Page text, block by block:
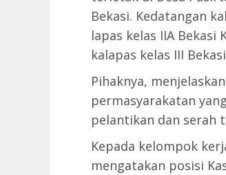
Bekasi. Kedatangan
lapas kelas IIA Bekasi
kalapas kelas III
Pihaknya,
permasyarakatan
pelantikan dan serah
Kepada kelompok
mengatakan posisi